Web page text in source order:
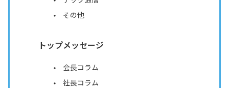
その他
トップメッセージ
会長コラム
社長コラム